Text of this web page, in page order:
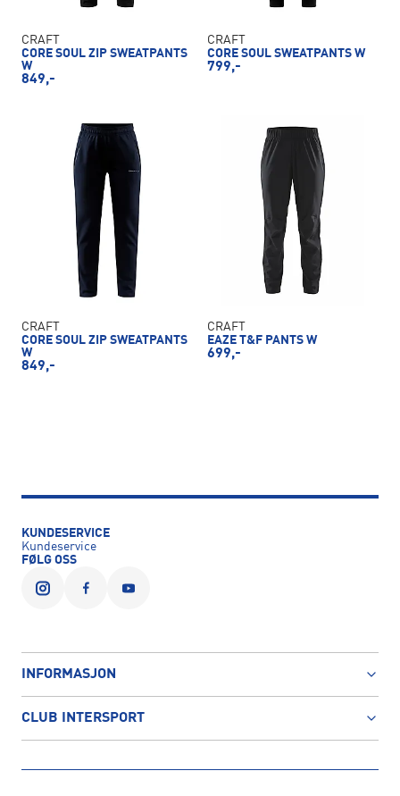
CRAFT
CORE SOUL ZIP SWEATPANTS
W
849,-
CRAFT
CORE SOUL SWEATPANTS W
799,-
CRAFT
CORE SOUL ZIP SWEATPANTS
W
849,-
CRAFT
EAZE T&F PANTS W
699,-
KUNDESERVICE
Kundeservice
FØLG OSS
INFORMASJON
CLUB INTERSPORT